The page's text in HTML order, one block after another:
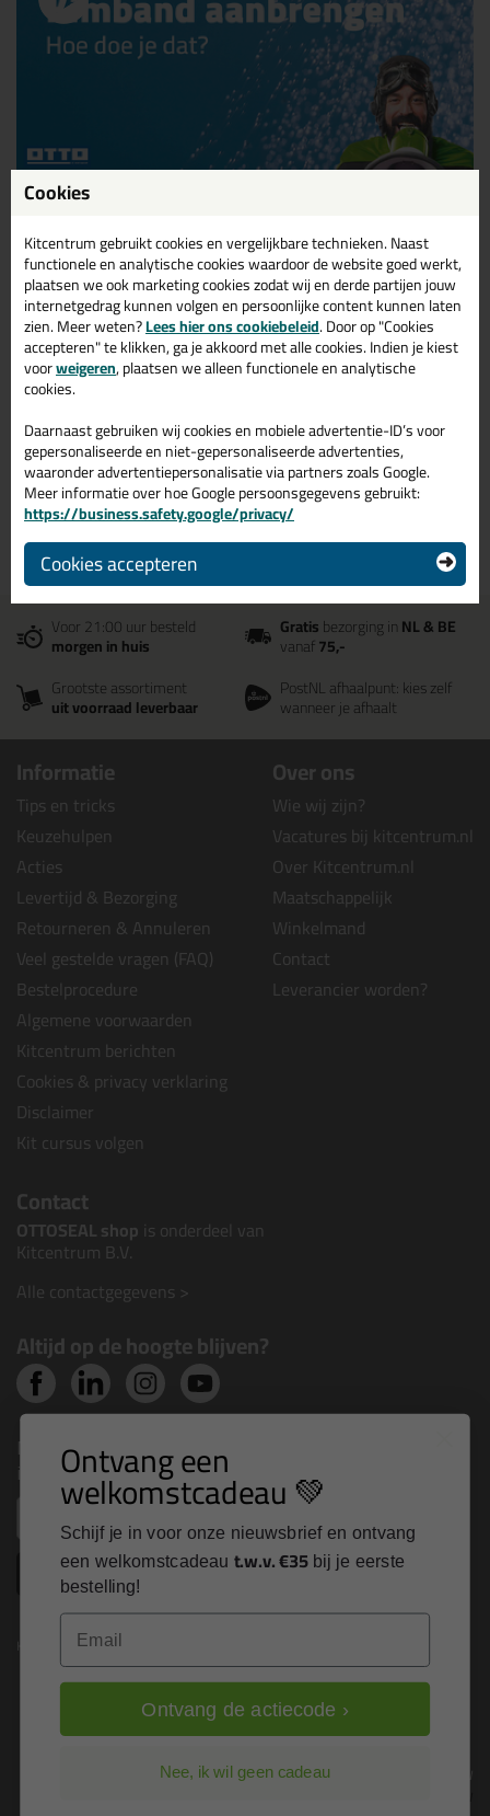
Kimband aanbrengen, hoe doe ik dat?
Dit is hoe jij schimmel op kit kan verwijderen en
voorkomen!
Voor 21:00 uur besteld
morgen in huis
Gratisbezorging inNL & BE
vanaf75,-
Grootste assortiment
uit voorraad leverbaar
PostNL afhaalpunt: kies zelf
wanneer je afhaalt
Informatie
Tips en tricks
Keuzehulpen
Acties
Levertijd & Bezorging
Retourneren & Annuleren
Veel gestelde vragen (FAQ)
Bestelprocedure
Algemene voorwaarden
Kitcentrum berichten
Cookies & privacy verklaring
Disclaimer
Kit cursus volgen
Over ons
Wie wij zijn?
Vacatures bij kitcentrum.nl
Over Kitcentrum.nl
Maatschappelijk
Winkelmand
Contact
Leverancier worden?
Contact
OTTOSEAL shop is onderdeel van
Kitcentrum B.V.
Alle contactgegevens >
Altijd op de hoogte blijven?
Nieuws, tips en exclusieve deals rechtstreeks in je
inbox
Inschrijven
Kitcentrum is trots op:
Alle prijzen zijn in EURO en excl. 21% BTW
Cookies
Kitcentrum gebruikt cookies en vergelijkbare technieken. Naast
functionele en analytische cookies waardoor de website goed werkt,
plaatsen we ook marketing cookies zodat wij en derde partijen jouw
internetgedrag kunnen volgen en persoonlijke content kunnen laten
zien. Meer weten?Lees hier ons cookiebeleid. Door op "Cookies
accepteren" te klikken, ga je akkoord met alle cookies. Indien je kiest
voorweigeren, plaatsen we alleen functionele en analytische
cookies.
Daarnaast gebruiken wij cookies en mobiele advertentie-ID’s voor
gepersonaliseerde en niet-gepersonaliseerde advertenties,
waaronder advertentiepersonalisatie via partners zoals Google.
Meer informatie over hoe Google persoonsgegevens gebruikt:
https://business.safety.google/privacy/
Cookies accepteren
Ontvang een
welkomstcadeau 💚
Schijf je in voor onze nieuwsbrief en ontvang
een welkomstcadeau t.w.v. €35 bij je eerste
bestelling!
Email
Ontvang de actiecode ›
Nee, ik wil geen cadeau